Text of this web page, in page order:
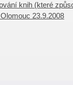
knih (které
23.9.2008